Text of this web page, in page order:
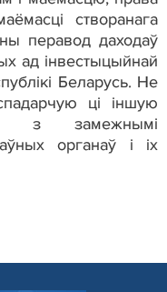
створанага
перавод даходаў
ад інвестыцыйнай
Беларусь. Не
ці іншую
з замежнымі
органаў і іх